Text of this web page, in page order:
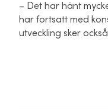
– Det har hänt
har fortsatt med
utveckling sker